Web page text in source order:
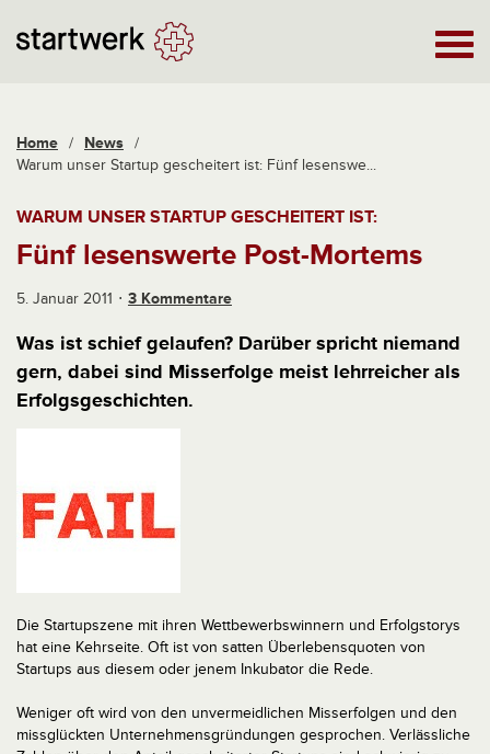
Home / News /
Warum unser Startup gescheitert ist: Fünf lesenswe...
WARUM UNSER STARTUP GESCHEITERT IST:
Fünf lesenswerte Post-Mortems
5. Januar 2011 3 Kommentare
Was ist schief gelaufen? Darüber spricht niemand
gern, dabei sind Misserfolge meist lehrreicher als
Erfolgsgeschichten.
Die Startupszene mit ihren Wettbewerbswinnern und Erfolgstorys
hat eine Kehrseite. Oft ist von satten Überlebensquoten von
Startups aus diesem oder jenem Inkubator die Rede.
Weniger oft wird von den unvermeidlichen Misserfolgen und den
missglückten Unternehmensgründungen gesprochen. Verlässliche